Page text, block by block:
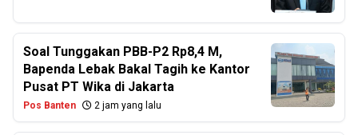
Soal Tunggakan PBB-P2 Rp8,4 M,
Bapenda Lebak Bakal Tagih ke Kantor
Pusat PT Wika di Jakarta
Pos Banten 2 jam yang lalu